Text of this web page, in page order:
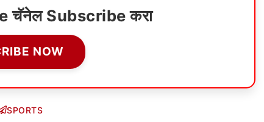
चॅनेल Subscribe करा
NOW
SPORTS